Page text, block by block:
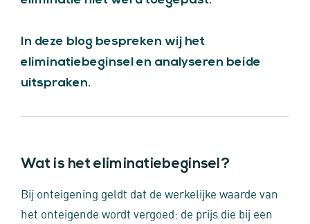
In deze blog bespreken wij het
eliminatiebeginsel en analyseren beide
uitspraken.
Wat is het eliminatiebeginsel?
Bij onteigening geldt dat de werkelijke waarde van
het onteigende wordt vergoed: de prijs die bij een